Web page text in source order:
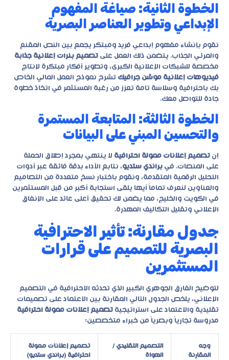
الخطوة الثانية: صياغة المفهوم
الإبداعي وتطوير العناصر البصرية
نقوم بإنشاء مفهوم إبداعي فريد ومبتكر يجمع بين النص المقنع
والمرئي الجذاب. يتضمن ذلك العمل على تصميم بنرات إعلانية جذابة
مخصصة للشبكات الإعلانية الكبرى، وتطوير أفكار مبتكرة لإنتاج
فيديوهات إعلانية موشن جرافيك تشرح نموذج العمل المالي الخاص
بك باحترافية وسلاسة تامة تعزز من رغبة المستثمر في اتخاذ خطوة
جادة للتواصل معك.
الخطوة الثالثة: المتابعة المستمرة
والتحسين المبني على البيانات
إن تصميم إعلانات ممولة احترافية لا ينتهي بمجرد إطلاق الحملة
على المنصات. في براندي ستديو، نتابع الأداء بدقة فائقة عبر أدوات
التحليل الرقمية المتقدمة، ونقوم باختبار نسخ متعددة من التصاميم
والعناوين لنعرف تماماً أيها يلقى استجابة أكبر من قِبل المستثمرين
في الكويت والخليج، مما يضمن لك تحقيق أعلى عائد على الإنفاق
الإعلاني وتقليل التكاليف المهدرة.
جدول مقارنة: تأثير الاحترافية
البصرية للتصميم على قرارات
المستثمرين
لتوضيح الفارق الجوهري الكبير الذي تحدثه الاحترافية في التصميم
الإعلاني، يلخص الجدول التالي المقارنة بين الاعتماد على تصميمات
تقليدية والاعتماد على استراتيجية تصميم إعلانات ممولة احترافية
مدروسة تجارياً وبصرياً من خبراء متخصصين:
وجه
المقارنة
التصميم التقليدي /
الهواة
تصميم إعلانات ممولة
احترافية (براندي ستديو)